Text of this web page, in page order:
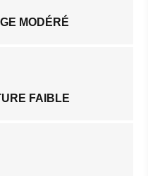
MODÉRÉ
FAIBLE